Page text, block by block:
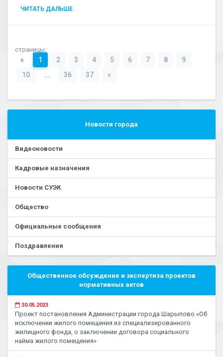
ЧИТАТЬ ДАЛЬШЕ
страницы:
« 1 2 3 4 5 6 7 8
9
10
... 36 37 »
Новости города
Видеоновости
Кадровые назначения
Новости СУЭК
Общество
Официальные сообщения
Поздравления
Общественное обсуждение и экспертиза проектов
нормативных актов
30.05.2023
Проект постановления Администрации города Шарыпово «Об
исключении жилого помещения из специализированного
жилищного фонда, о заключении договора социального
найма жилого помещения»